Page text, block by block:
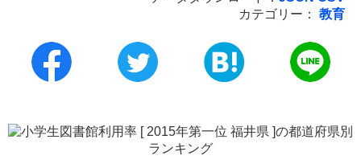
カテゴリー：
教育